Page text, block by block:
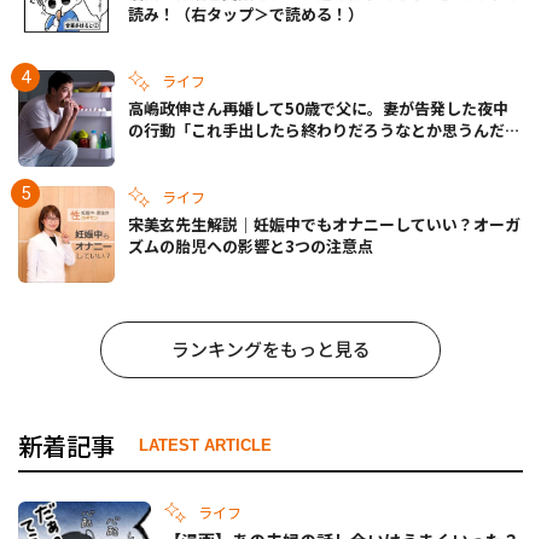
読み！（右タップ＞で読める！）
ライフ
高嶋政伸さん再婚して50歳で父に。妻が告発した夜中
の行動「これ手出したら終わりだろうなとか思うんだけ
ライフ
宋美玄先生解説｜妊娠中でもオナニーしていい？オーガ
ズムの胎児への影響と3つの注意点
ランキングをもっと見る
新着記事 LATEST ARTICLE
ライフ